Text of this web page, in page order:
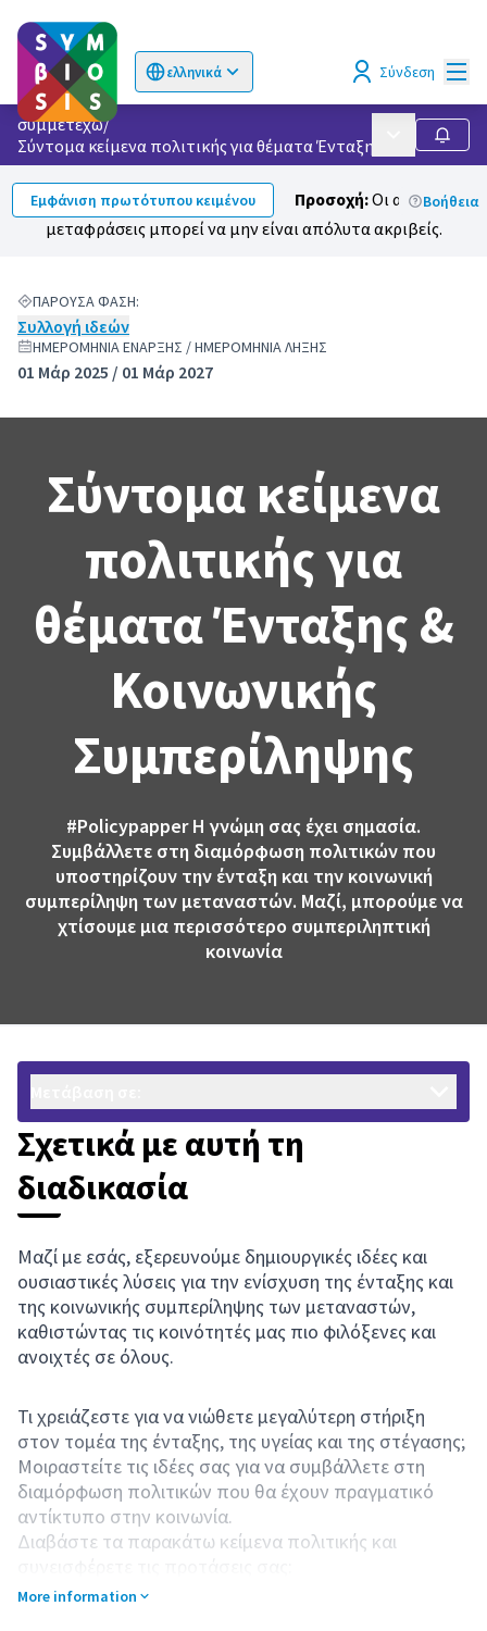
ελληνικά
Choose language Επιλογή γλώσσας Σύνδεση
συμμετέχω/
Σύντομα κείμενα πολιτικής για θέματα Ένταξης &Κυρίως μενού
Εμφάνιση πρωτότυπου κειμένου Προσοχή:Οι αυτόματες
μεταφράσεις μπορεί να μην είναι απόλυτα ακριβείς.
Βοήθεια
ΠΑΡΟΎΣΑ ΦΆΣΗ:
Συλλογή ιδεών
ΗΜΕΡΟΜΗΝΊΑ ΈΝΑΡΞΗΣ / ΗΜΕΡΟΜΗΝΊΑ ΛΉΞΗΣ
01 Μάρ 2025 / 01 Μάρ 2027
Σύντομα κείμενα
πολιτικής για
θέματα Ένταξης &
Κοινωνικής
Συμπερίληψης
#Policypapper Η γνώμη σας έχει σημασία.
Συμβάλλετε στη διαμόρφωση πολιτικών που
υποστηρίζουν την ένταξη και την κοινωνική
συμπερίληψη των μεταναστών. Μαζί, μπορούμε να
χτίσουμε μια περισσότερο συμπεριληπτική
κοινωνία
Σχετικά με αυτή τη
διαδικασία
Μαζί με εσάς, εξερευνούμε δημιουργικές ιδέες και
ουσιαστικές λύσεις για την ενίσχυση της ένταξης και
της κοινωνικής συμπερίληψης των μεταναστών,
καθιστώντας τις κοινότητές μας πιο φιλόξενες και
ανοιχτές σε όλους.
Τι χρειάζεστε για να νιώθετε μεγαλύτερη στήριξη
στον τομέα της ένταξης, της υγείας και της στέγασης;
Μοιραστείτε τις ιδέες σας για να συμβάλλετε στη
διαμόρφωση πολιτικών που θα έχουν πραγματικό
αντίκτυπο στην κοινωνία.
Διαβάστε τα παρακάτω κείμενα πολιτικής και
Πώς ένα πλαίσιο αστικής ένταξης μπορεί να
More information